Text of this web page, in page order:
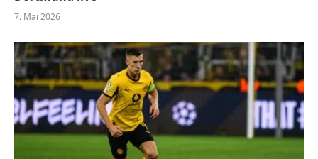
7. Mai 2026